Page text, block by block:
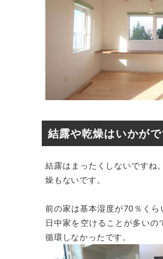
結露や乾燥はいかが
結露はまったくしないですね
燥もないです。
前の家は基本湿度が70％くら
日中家を空けることが多い
循環しなかったです。